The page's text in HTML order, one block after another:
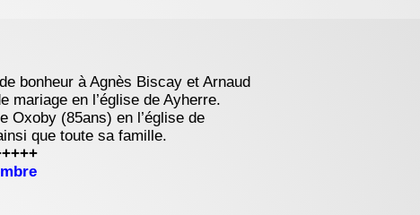
bonheur à Agnès Biscay et Arnaud
mariage en l’église de Ayherre.
Oxoby (85ans) en l’église de
que toute sa famille.